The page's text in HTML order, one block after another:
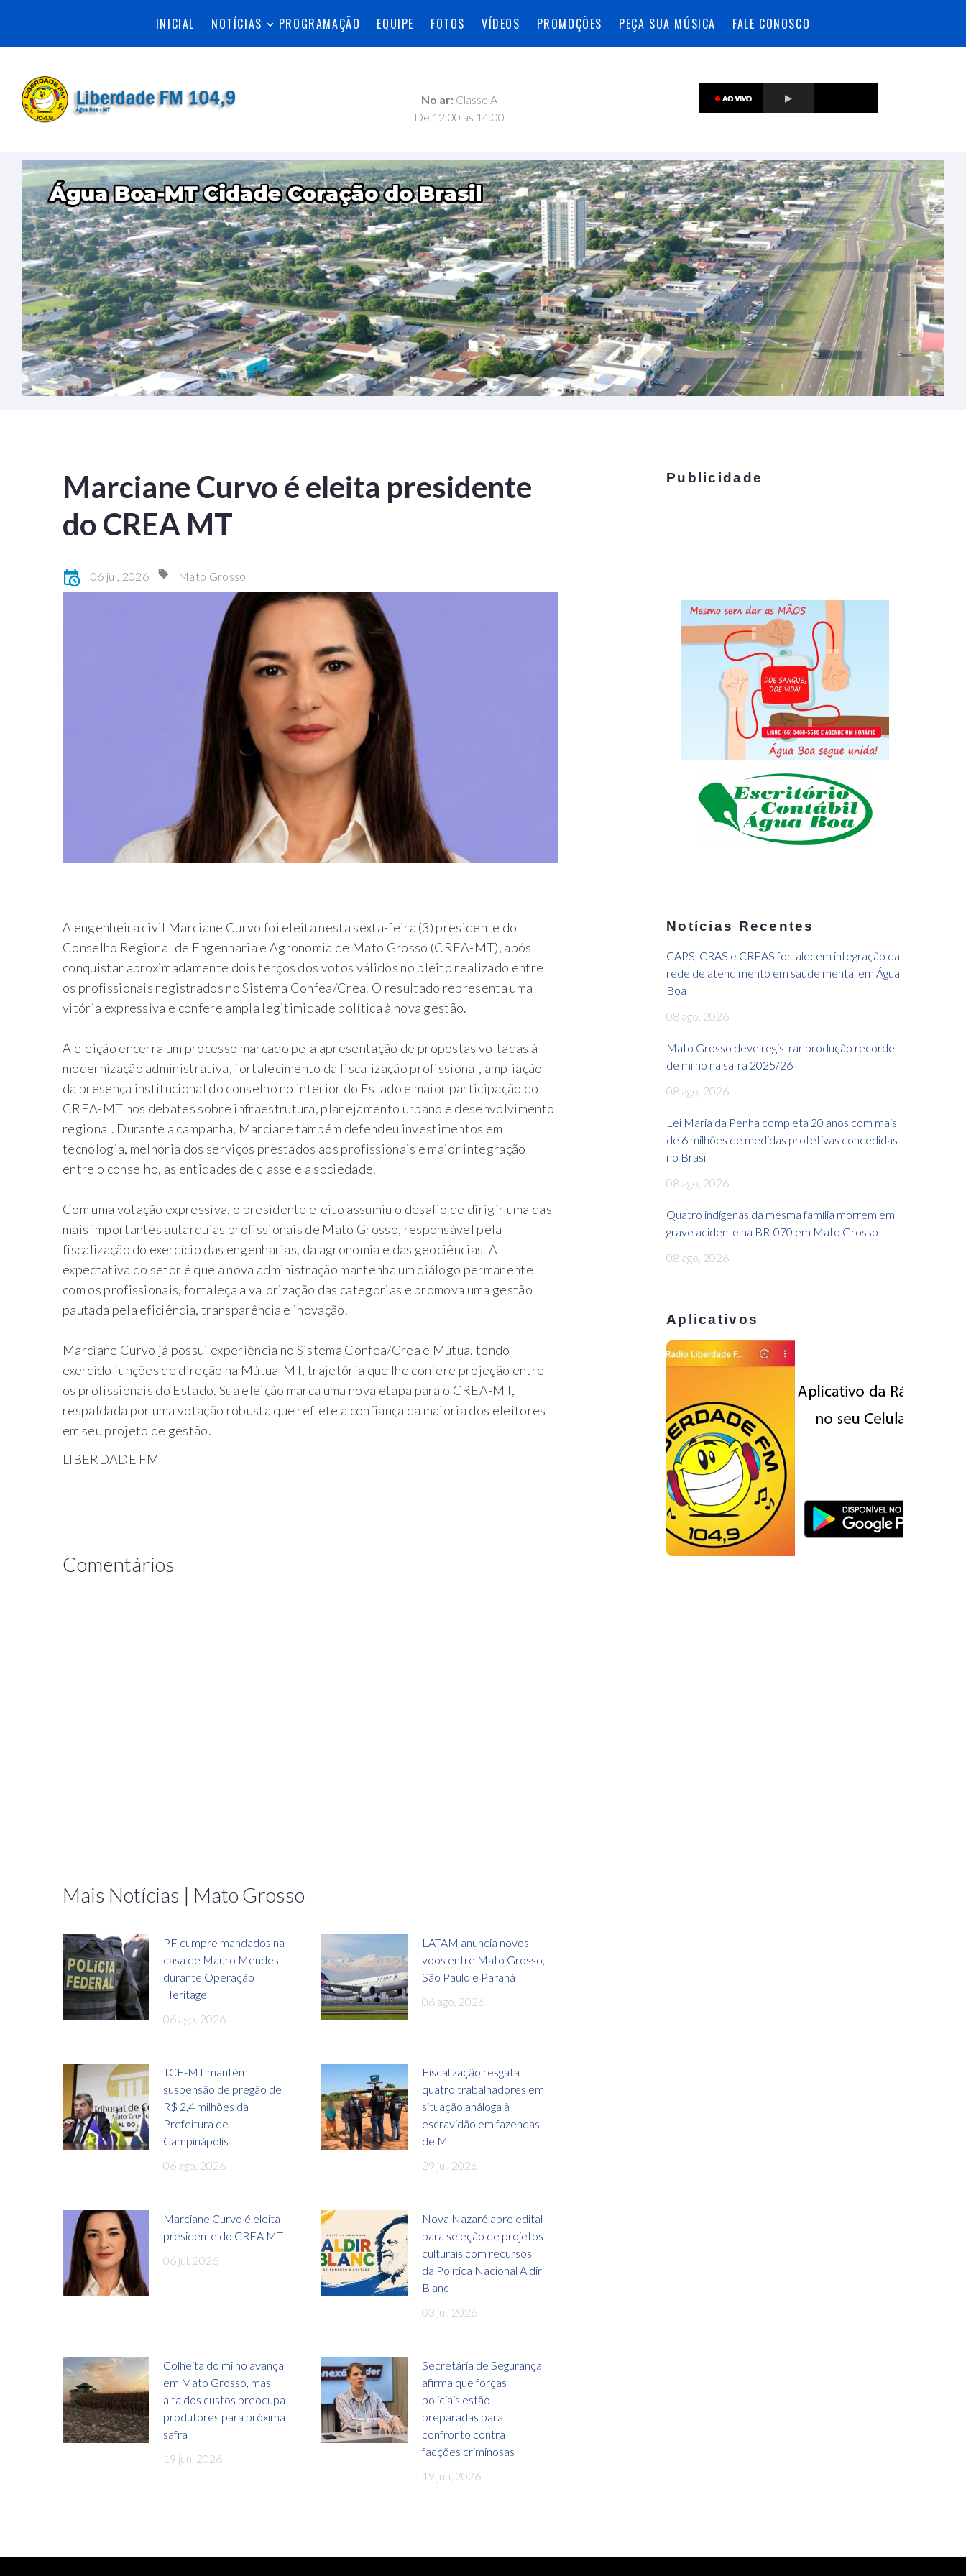
INICIAL NOTÍCIAS PROGRAMAÇÃO EQUIPE FOTOS VÍDEOS PROMOÇÕES PEÇA SUA MÚSICA FALE CONOSCO
No ar: Classe A
De 12:00 às 14:00
Marciane Curvo é eleita presidente
do CREA MT
06 jul, 2026 Mato Grosso
A engenheira civil Marciane Curvo foi eleita nesta sexta-feira (3) presidente do
Conselho Regional de Engenharia e Agronomia de Mato Grosso (CREA-MT), após
conquistar aproximadamente dois terços dos votos válidos no pleito realizado entre
os profissionais registrados no Sistema Confea/Crea. O resultado representa uma
vitória expressiva e confere ampla legitimidade política à nova gestão.
A eleição encerra um processo marcado pela apresentação de propostas voltadas à
modernização administrativa, fortalecimento da fiscalização profissional, ampliação
da presença institucional do conselho no interior do Estado e maior participação do
CREA-MT nos debates sobre infraestrutura, planejamento urbano e desenvolvimento
regional. Durante a campanha, Marciane também defendeu investimentos em
tecnologia, melhoria dos serviços prestados aos profissionais e maior integração
entre o conselho, as entidades de classe e a sociedade.
Com uma votação expressiva, o presidente eleito assumiu o desafio de dirigir uma das
mais importantes autarquias profissionais de Mato Grosso, responsável pela
fiscalização do exercício das engenharias, da agronomia e das geociências. A
expectativa do setor é que a nova administração mantenha um diálogo permanente
com os profissionais, fortaleça a valorização das categorias e promova uma gestão
pautada pela eficiência, transparência e inovação.
Marciane Curvo já possui experiência no Sistema Confea/Crea e Mútua, tendo
exercido funções de direção na Mútua-MT, trajetória que lhe confere projeção entre
os profissionais do Estado. Sua eleição marca uma nova etapa para o CREA-MT,
respaldada por uma votação robusta que reflete a confiança da maioria dos eleitores
em seu projeto de gestão.
LIBERDADE FM
Comentários
Mais Notícias | Mato Grosso
PF cumpre mandados na
casa de Mauro Mendes
durante Operação
Heritage
06 ago, 2026
LATAM anuncia novos
voos entre Mato Grosso,
São Paulo e Paraná
06 ago, 2026
TCE-MT mantém
suspensão de pregão de
R$ 2,4 milhões da
Prefeitura de
Campinápolis
06 ago, 2026
Fiscalização resgata
quatro trabalhadores em
situação análoga à
escravidão em fazendas
de MT
29 jul, 2026
Marciane Curvo é eleita
presidente do CREA MT
06 jul, 2026
Nova Nazaré abre edital
para seleção de projetos
culturais com recursos
da Política Nacional Aldir
Blanc
03 jul, 2026
Colheita do milho avança
em Mato Grosso, mas
alta dos custos preocupa
produtores para próxima
safra
19 jun, 2026
Secretária de Segurança
afirma que forças
policiais estão
preparadas para
confronto contra
facções criminosas
19 jun, 2026
Publicidade
Notícias Recentes
CAPS, CRAS e CREAS fortalecem integração da
rede de atendimento em saúde mental em Água
Boa
08 ago, 2026
Mato Grosso deve registrar produção recorde
de milho na safra 2025/26
08 ago, 2026
Lei Maria da Penha completa 20 anos com mais
de 6 milhões de medidas protetivas concedidas
no Brasil
08 ago, 2026
Quatro indígenas da mesma família morrem em
grave acidente na BR-070 em Mato Grosso
08 ago, 2026
Aplicativos